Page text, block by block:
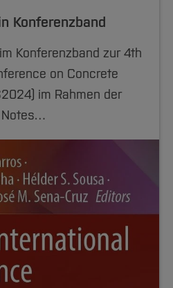
Konferenzband
Konferenzband zur 4th
on Concrete
im Rahmen der
Notes…